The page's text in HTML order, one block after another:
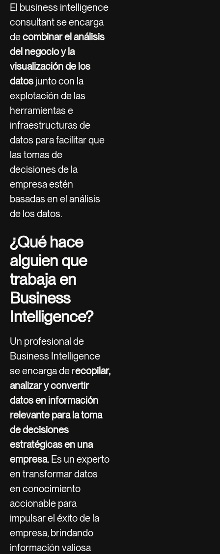
El business intelligence
consultant se encarga
decombinar el análisis
del negocio y la
visualización de los
datos junto con la
explotación de las
herramientas e
infraestructuras de
datos para facilitar que
las tomas de
decisiones de la
empresa estén
basadas en el análisis
de los datos.
¿Qué hace
alguien que
trabaja en
Business
Intelligence?
Un profesional de
Business Intelligence
se encarga de recopilar,
analizar y convertir
datos en información
relevante para la toma
de decisiones
estratégicas en una
empresa. Es un experto
en transformar datos
en conocimiento
accionable para
impulsar el éxito de la
empresa, brindando
información valiosa